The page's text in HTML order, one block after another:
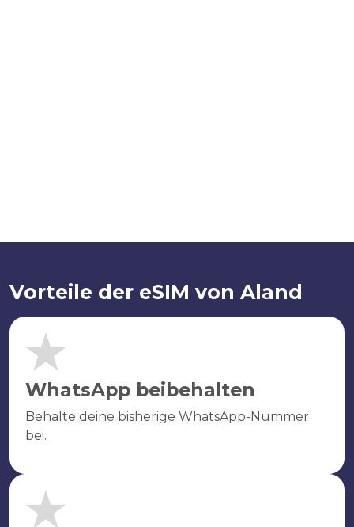
Vorteile der eSIM von Aland
WhatsApp beibehalten
Behalte deine bisherige WhatsApp-Nummer
bei.